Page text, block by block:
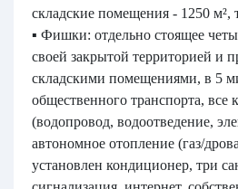
складские помещения - 1250 м²,
▪️ Фишки: отдельно стоящее
своей закрытой территорией и
складскими помещениями, в 5
общественного транспорта, все
(водопровод, водоотведение,
автономное отопление (газ/
установлен кондиционер, три